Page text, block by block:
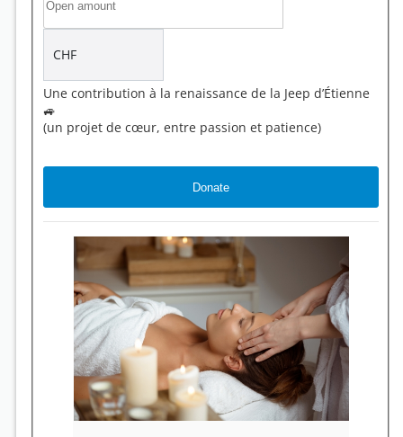
CHF
Une contribution à la renaissance de la Jeep d’Étienne
🚙
(un projet de cœur, entre passion et patience)